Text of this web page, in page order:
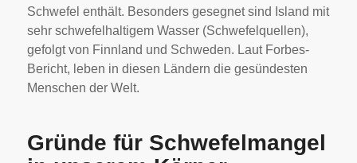
Schwefel enthält. Besonders gesegnet sind Island mit
sehr schwefelhaltigem Wasser (Schwefelquellen),
gefolgt von Finnland und Schweden. Laut Forbes-
Bericht, leben in diesen Ländern die gesündesten
Menschen der Welt.
Gründe für Schwefelmangel